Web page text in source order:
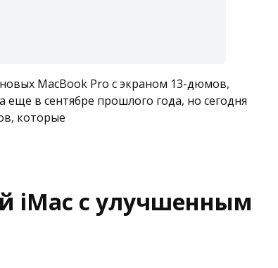
MacBook Pro с экраном 13-дюмов,
в сентябре прошлого года, но сегодня
которые
iMac с улучшенным